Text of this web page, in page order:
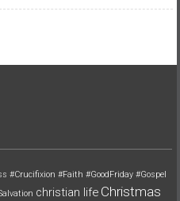
#Crucifixion #Faith #GoodFriday #Gospel
christian life Christmas